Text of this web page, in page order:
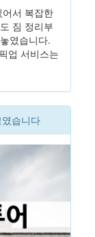
서 복잡한
짐 정리부
였습니다.
업 서비스는
였습니다